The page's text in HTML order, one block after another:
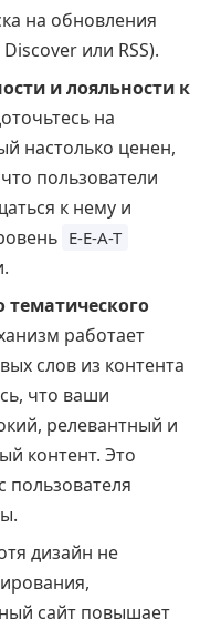
на обновления
или RSS).
и лояльности к
на
настолько ценен,
пользователи
к нему и
E-E-A-T
работает
слов из контента
что ваши
релевантный и
контент. Это
пользователя
дизайн не
сайт повышает